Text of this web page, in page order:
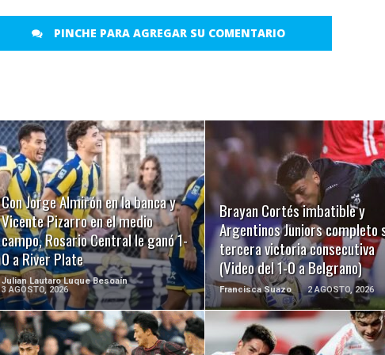
PINCHE PARA AGREGAR SU COMENTARIO
Con Jorge Almirón en la banca y
Vicente Pizarro en el medio
campo, Rosario Central le ganó 1-
0 a River Plate
Julian Lautaro Luque Besoaín
3 AGOSTO, 2026
LEER MÁS
Brayan Cortés imbatible y
Argentinos Juniors completo
tercera victoria consecutiva
(Video del 1-0 a Belgrano)
Francisca Suazo 2 AGOSTO, 2026
LEER MÁS